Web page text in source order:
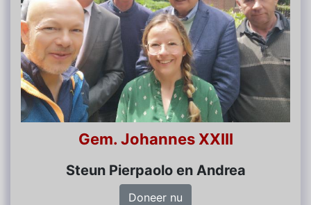
Gem. Johannes XXIII
Steun Pierpaolo en Andrea
Doneer nu